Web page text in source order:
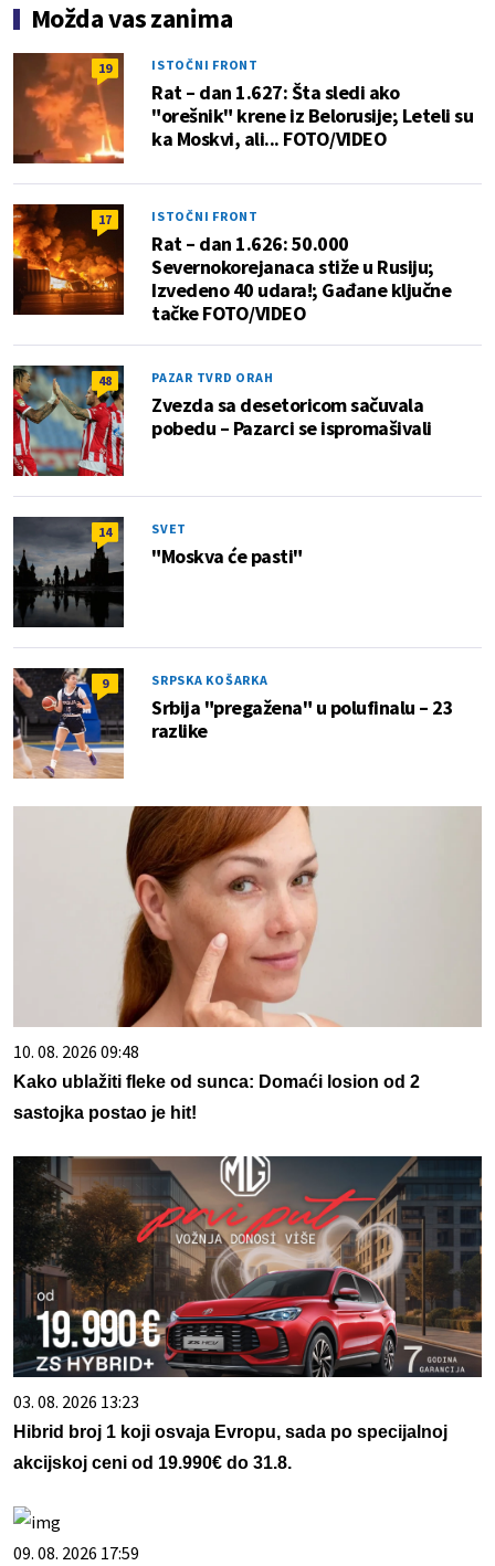
Možda vas zanima
19 ISTOČNI FRONT
Rat – dan 1.627: Šta sledi ako
"orešnik" krene iz Belorusije; Leteli su
ka Moskvi, ali... FOTO/VIDEO
17 ISTOČNI FRONT
Rat – dan 1.626: 50.000
Severnokorejanaca stiže u Rusiju;
Izvedeno 40 udara!; Gađane ključne
tačke FOTO/VIDEO
48 PAZAR TVRD ORAH
Zvezda sa desetoricom sačuvala
pobedu – Pazarci se ispromašivali
14 SVET
"Moskva će pasti"
9 SRPSKA KOŠARKA
Srbija "pregažena" u polufinalu – 23
razlike
10. 08. 2026 09:48
Kako ublažiti fleke od sunca: Domaći losion od 2
sastojka postao je hit!
03. 08. 2026 13:23
Hibrid broj 1 koji osvaja Evropu, sada po specijalnoj
akcijskoj ceni od 19.990€ do 31.8.
09. 08. 2026 17:59